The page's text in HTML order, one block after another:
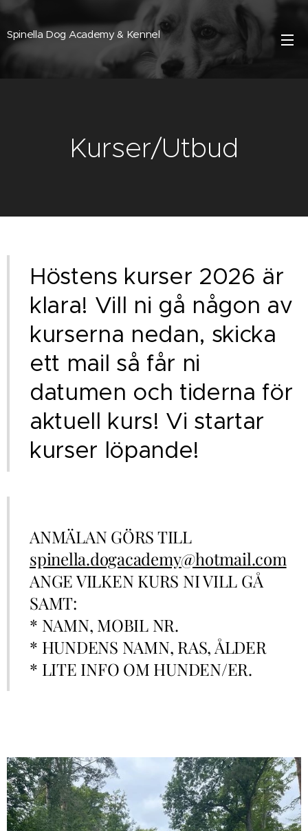
Spinella Dog Academy & Kennel
Kurser/Utbud
Höstens kurser 2026 är
klara! Vill ni gå någon av
kurserna nedan, skicka
ett mail så får ni
datumen och tiderna för
aktuell kurs! Vi startar
kurser löpande!
ANMÄLAN GÖRS TILL
spinella.dogacademy@hotmail.com
ANGE VILKEN KURS NI VILL GÅ
SAMT:
* NAMN, MOBIL NR.
* HUNDENS NAMN, RAS, ÅLDER
* LITE INFO OM HUNDEN/ER.